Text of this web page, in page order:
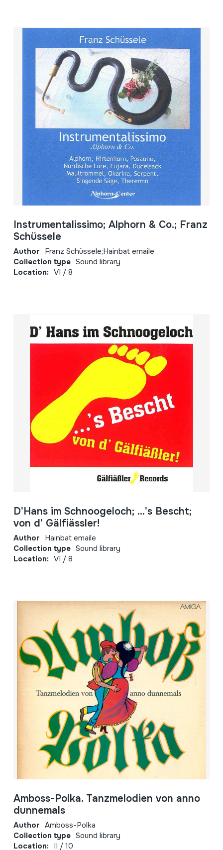
Instrumentalissimo; Alphorn & Co.; Franz
Schüssele
Author Franz Schüssele;Hainbat emaile
Collection type Sound library
Location: VI / 8
D'Hans im Schnoogeloch; ...'s Bescht;
von d' Gälfiässler!
Author Hainbat emaile
Collection type Sound library
Location: VI / 8
Amboss-Polka. Tanzmelodien von anno
dunnemals
Author Amboss-Polka
Collection type Sound library
Location: II / 10